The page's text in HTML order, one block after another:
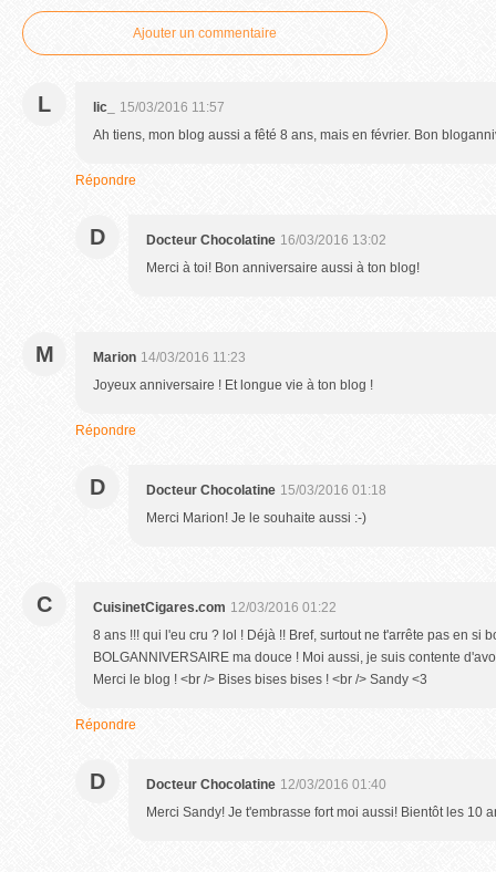
Ajouter un commentaire
L lic_
15/03/2016 11:57
Ah tiens, mon blog aussi a fêté 8 ans, mais en février. Bon
Répondre
D Docteur Chocolatine 16/03/2016 13:02
Merci à toi! Bon anniversaire aussi à ton blog!
M Marion 14/03/2016 11:23
Joyeux anniversaire ! Et longue vie à ton blog !
Répondre
D Docteur Chocolatine 15/03/2016 01:18
Merci Marion! Je le souhaite aussi :-)
C CuisinetCigares.com 12/03/2016 01:22
8 ans !!! qui l'eu cru ? lol ! Déjà !! Bref, surtout ne t'arrête pas en si
BOLGANNIVERSAIRE ma douce ! Moi aussi, je suis contente
Merci le blog ! <br /> Bises bises bises ! <br /> Sandy <3
Répondre
D Docteur Chocolatine 12/03/2016 01:40
Merci Sandy! Je t'embrasse fort moi aussi! Bientôt les 10